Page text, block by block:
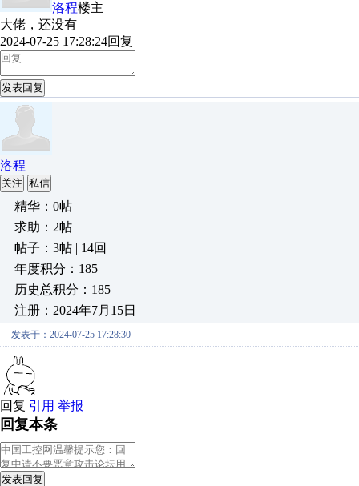
洛程楼主
大佬，还没有
2024-07-25 17:28:24回复
发表回复
洛程
关注 私信
精华：0帖
求助：2帖
帖子：3帖 | 14回
年度积分：185
历史总积分：185
注册：2024年7月15日
发表于：2024-07-25 17:28:30
回复 引用 举报
回复本条
发表回复